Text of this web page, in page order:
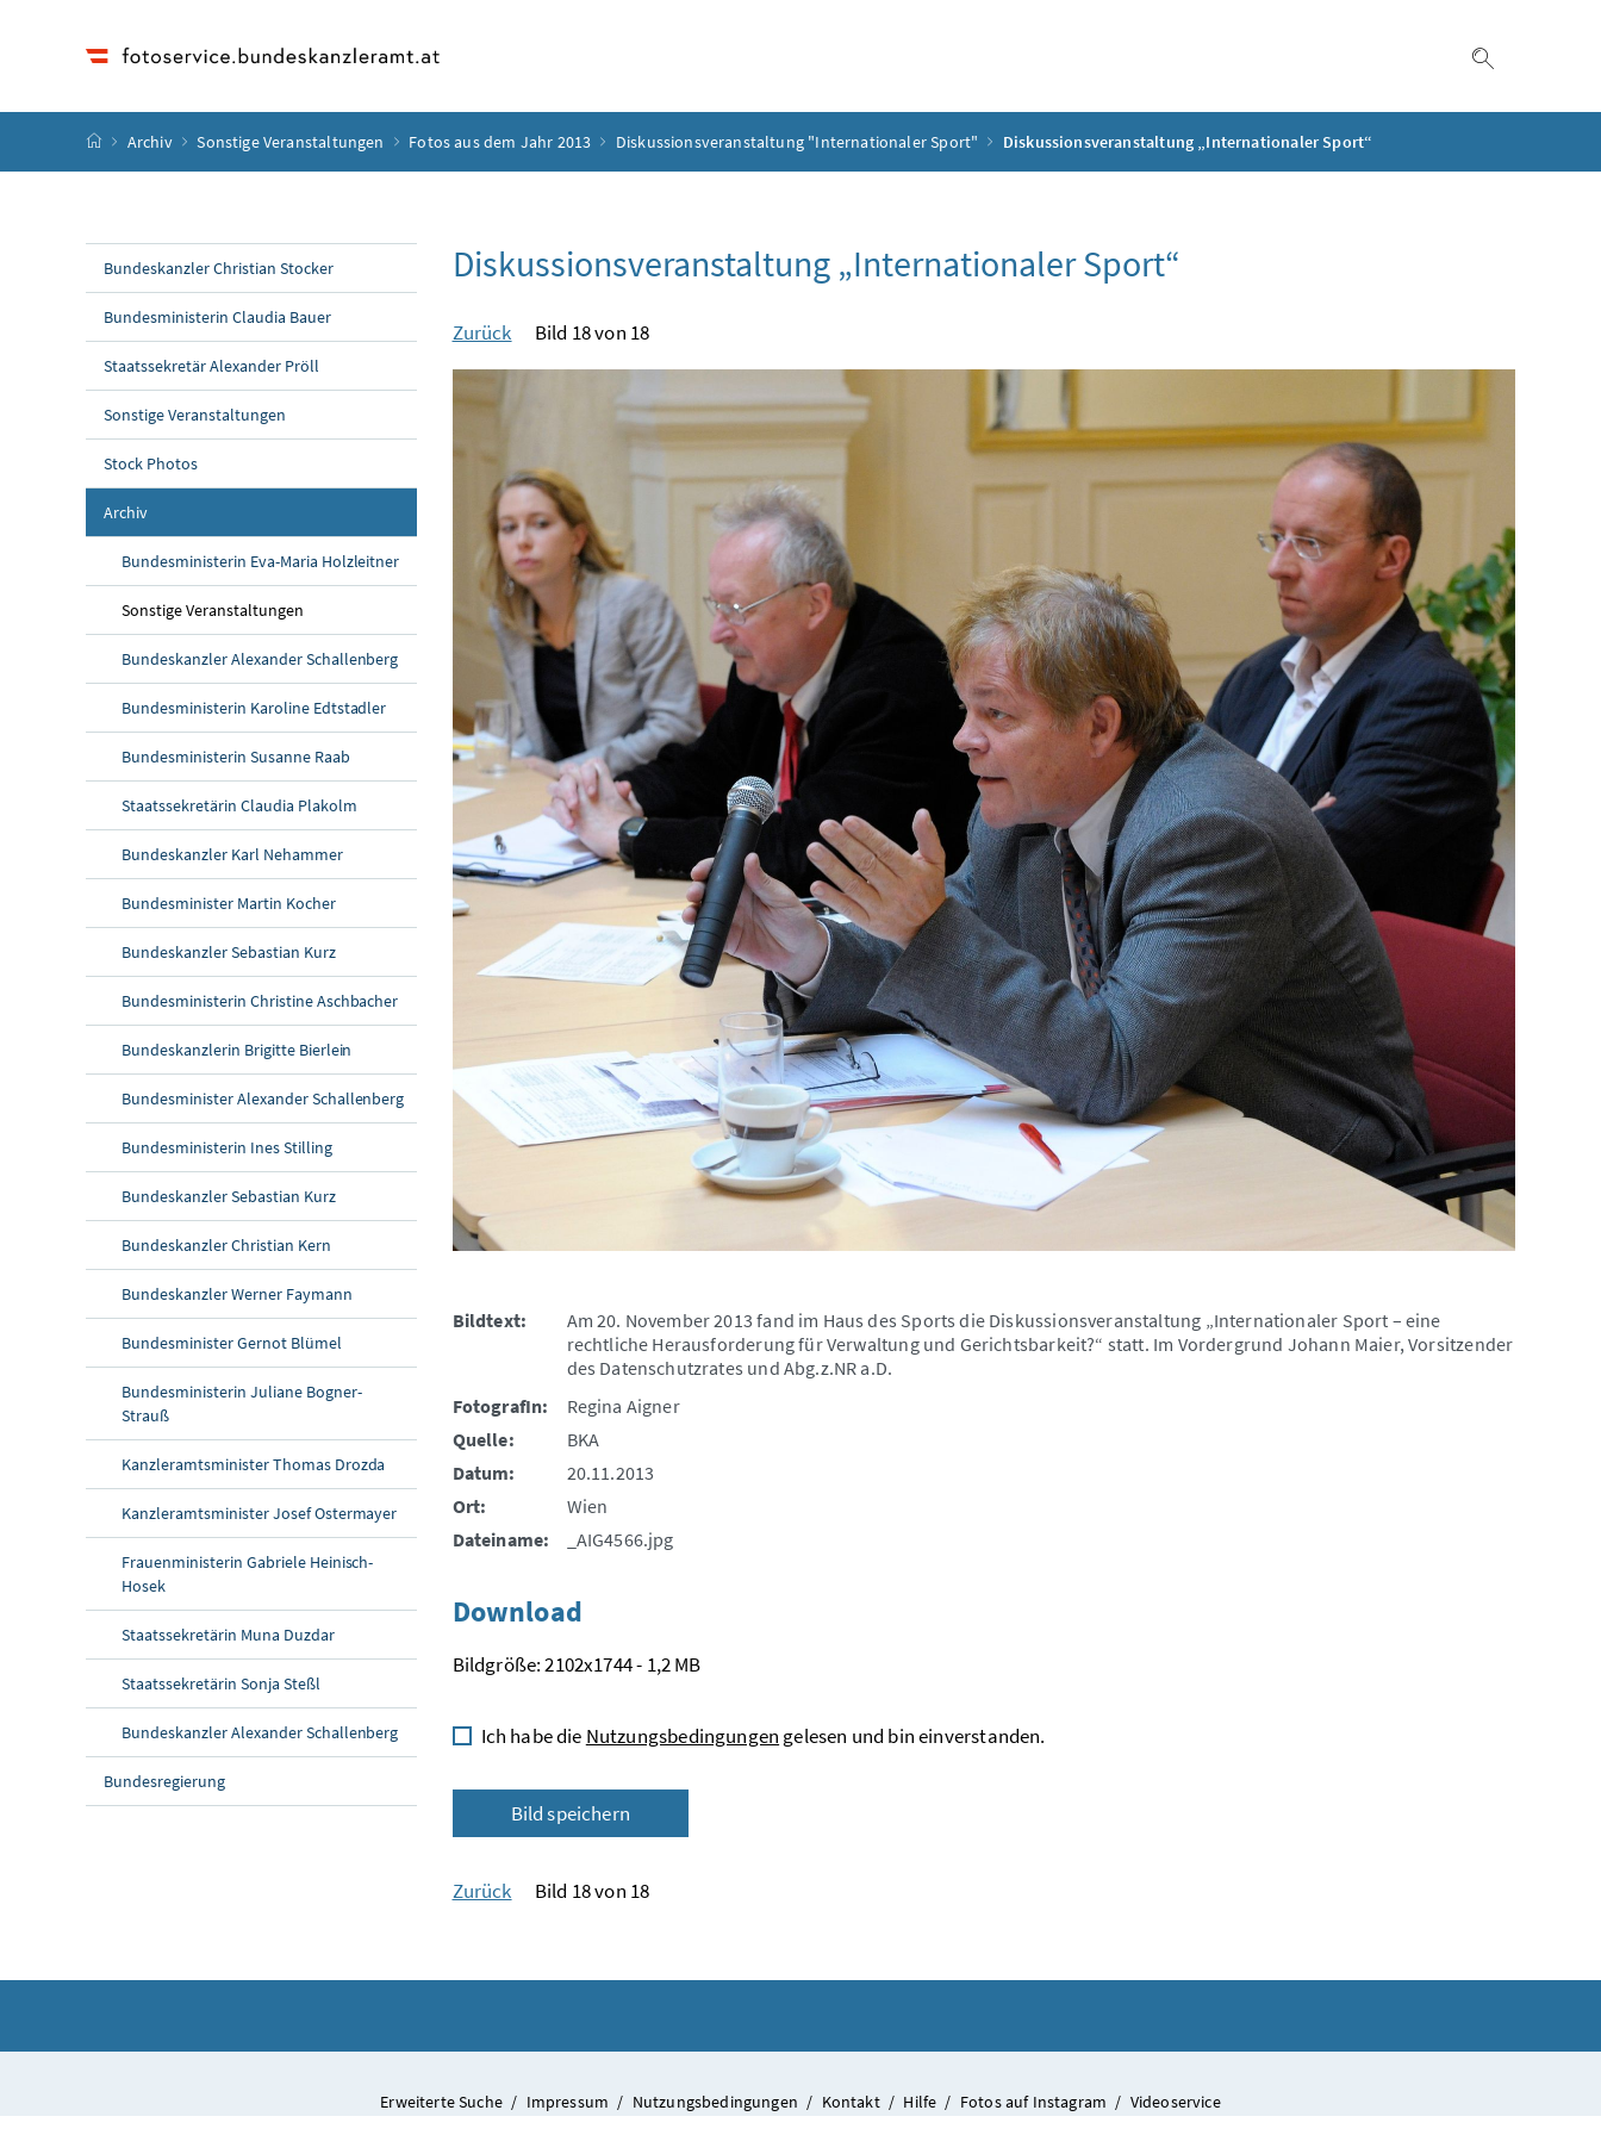
Startseite
Archiv Sonstige Veranstaltungen Fotos aus dem Jahr 2013 Diskussionsveranstaltung "Internationaler Sport" Diskussionsveranstaltung „Internationaler Sport“
Bundeskanzler Christian Stocker
Bundesministerin Claudia Bauer
Staatssekretär Alexander Pröll
Sonstige Veranstaltungen
Stock Photos
Archiv
Bundesministerin Eva-Maria Holzleitner
Sonstige Veranstaltungen
Bundeskanzler Alexander Schallenberg
Bundesministerin Karoline Edtstadler
Bundesministerin Susanne Raab
Staatssekretärin Claudia Plakolm
Bundeskanzler Karl Nehammer
Bundesminister Martin Kocher
Bundeskanzler Sebastian Kurz
Bundesministerin Christine Aschbacher
Bundeskanzlerin Brigitte Bierlein
Bundesminister Alexander Schallenberg
Bundesministerin Ines Stilling
Bundeskanzler Sebastian Kurz
Bundeskanzler Christian Kern
Bundeskanzler Werner Faymann
Bundesminister Gernot Blümel
Bundesministerin Juliane Bogner-
Strauß
Kanzleramtsminister Thomas Drozda
Kanzleramtsminister Josef Ostermayer
Frauenministerin Gabriele Heinisch-
Hosek
Staatssekretärin Muna Duzdar
Staatssekretärin Sonja Steßl
Bundeskanzler Alexander Schallenberg
Bundesregierung
Diskussionsveranstaltung „Internationaler Sport“
Zurück Bild 18 von 18
Bildtext:
Am 20. November 2013 fand im Haus des Sports die Diskussionsveranstaltung „Internationaler Sport – eine
rechtliche Herausforderung für Verwaltung und Gerichtsbarkeit?“ statt. Im Vordergrund Johann Maier, Vorsitzender
des Datenschutzrates und Abg.z.NR a.D.
FotografIn:
Regina Aigner
Quelle:
BKA
Datum:
20.11.2013
Ort:
Wien
Dateiname:
_AIG4566.jpg
Download
Bildgröße: 2102x1744 - 1,2 MB
Ich habe die Nutzungsbedingungen gelesen und bin einverstanden.
Bild speichern
Zurück Bild 18 von 18
Erweiterte Suche / Impressum / Nutzungsbedingungen / Kontakt / Hilfe / Fotos auf Instagram / Videoservice